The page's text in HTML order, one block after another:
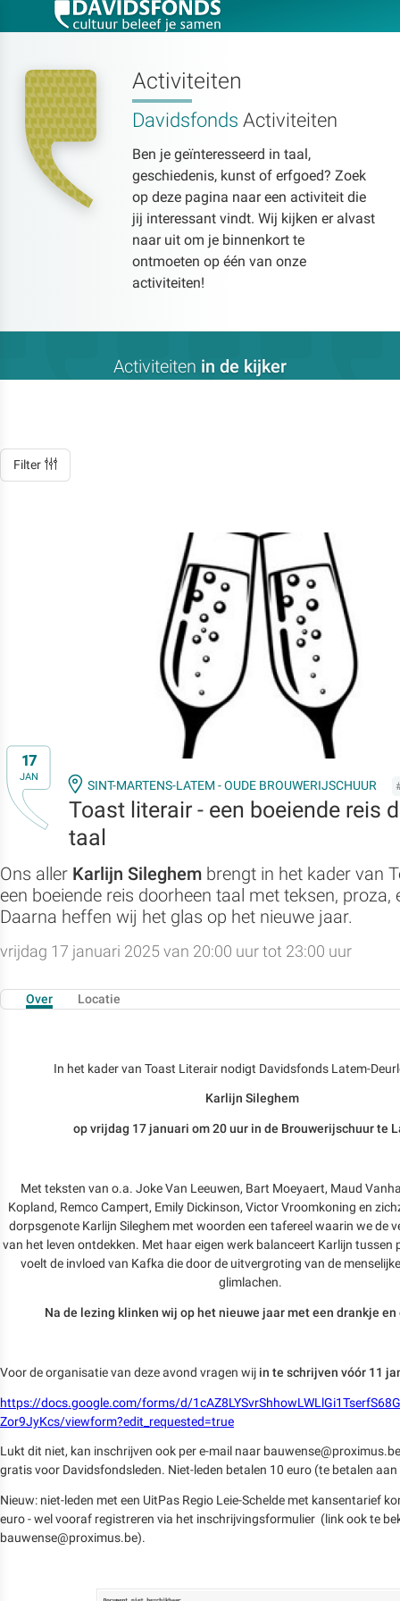
Activiteiten
Davidsfonds Activiteiten
Ben je geïnteresseerd in taal,
geschiedenis, kunst of erfgoed? Zoek
op deze pagina naar een activiteit die
jij interessant vindt. Wij kijken er alvast
naar uit om je binnenkort te
ontmoeten op één van onze
activiteiten!
Activiteiten in de kijker
Filter
17
JAN
SINT-MARTENS-LATEM - OUDE BROUWERIJSCHUUR
Toast literair - een boeiende reis
taal
Ons aller Karlijn Sileghem brengt in het kader van
een boeiende reis doorheen taal met teksen, proza,
Daarna heffen wij het glas op het nieuwe jaar.
vrijdag 17 januari 2025 van 20:00 uur tot 23:00 uur
Over Locatie
In het kader van Toast Literair nodigt Davidsfonds Latem-
Karlijn Sileghem
op vrijdag 17 januari om 20 uur in de Brouwerijschuur te
Met teksten van o.a. Joke Van Leeuwen, Bart Moeyaert, Maud
Kopland, Remco Campert, Emily Dickinson, Victor Vroomkoning en
dorpsgenote Karlijn Sileghem met woorden een tafereel waarin we de
van het leven ontdekken. Met haar eigen werk balanceert Karlijn tussen
voelt de invloed van Kafka die door de uitvergroting van de
glimlachen.
Na de lezing klinken wij op het nieuwe jaar met een drankje en
Voor de organisatie van deze avond vragen wij in te schrijven vóór 11
https://docs.google.com/forms/d/
Zor9JyKcs/viewform?edit_requested=true
Lukt dit niet, kan inschrijven ook per e-mail naar
gratis voor Davidsfondsleden. Niet-leden betalen 10 euro (te betalen
Nieuw: niet-leden met een UitPas Regio Leie-Schelde met kansentarief
euro - wel vooraf registreren via het inschrijvingsformulier (link ook te
bauwense@proximus.be).
Zoek:
Zoeken